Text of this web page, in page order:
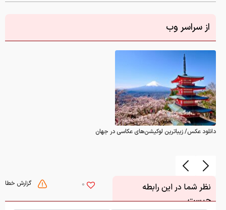
از سراسر وب
دانلود عکس/ زیباترین لوکیشن‌های عکاسی در جهان
گزارش خطا 0
نظر شما در این رابطه
چیست